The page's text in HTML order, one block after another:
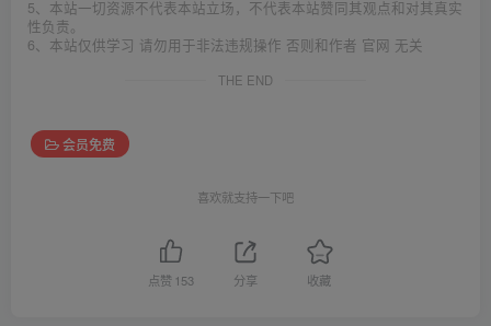
5、本站一切资源不代表本站立场，不代表本站赞同其观点和对其真实
性负责。
6、本站仅供学习 请勿用于非法违规操作 否则和作者 官网 无关
THE END
会员免费
喜欢就支持一下吧
点赞 153 分享 收藏